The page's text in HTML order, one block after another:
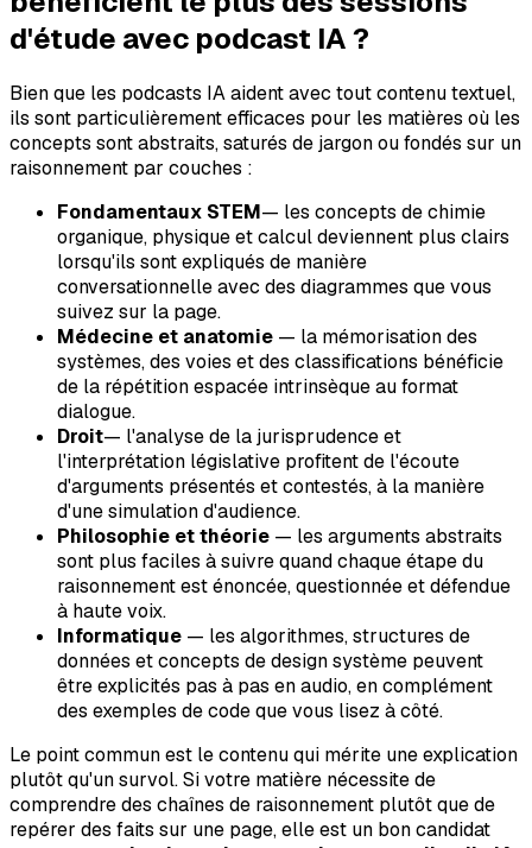
d'étude avec podcast IA ?
Bien que les podcasts IA aident avec tout contenu textuel,
ils sont particulièrement efficaces pour les matières où les
concepts sont abstraits, saturés de jargon ou fondés sur un
raisonnement par couches :
Fondamentaux STEM— les concepts de chimie
organique, physique et calcul deviennent plus clairs
lorsqu'ils sont expliqués de manière
conversationnelle avec des diagrammes que vous
suivez sur la page.
Médecine et anatomie — la mémorisation des
systèmes, des voies et des classifications bénéficie
de la répétition espacée intrinsèque au format
dialogue.
Droit— l'analyse de la jurisprudence et
l'interprétation législative profitent de l'écoute
d'arguments présentés et contestés, à la manière
d'une simulation d'audience.
Philosophie et théorie — les arguments abstraits
sont plus faciles à suivre quand chaque étape du
raisonnement est énoncée, questionnée et défendue
à haute voix.
Informatique — les algorithmes, structures de
données et concepts de design système peuvent
être explicités pas à pas en audio, en complément
des exemples de code que vous lisez à côté.
Le point commun est le contenu qui mérite une explication
plutôt qu'un survol. Si votre matière nécessite de
comprendre des chaînes de raisonnement plutôt que de
repérer des faits sur une page, elle est un bon candidat